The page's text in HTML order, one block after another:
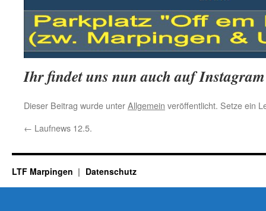
Ihr findet uns nun auch auf
Dieser Beitrag wurde unterAllgemein veröffentlicht. Setze ein
← Laufnews 12.5.
LTF Marpingen Datenschutz